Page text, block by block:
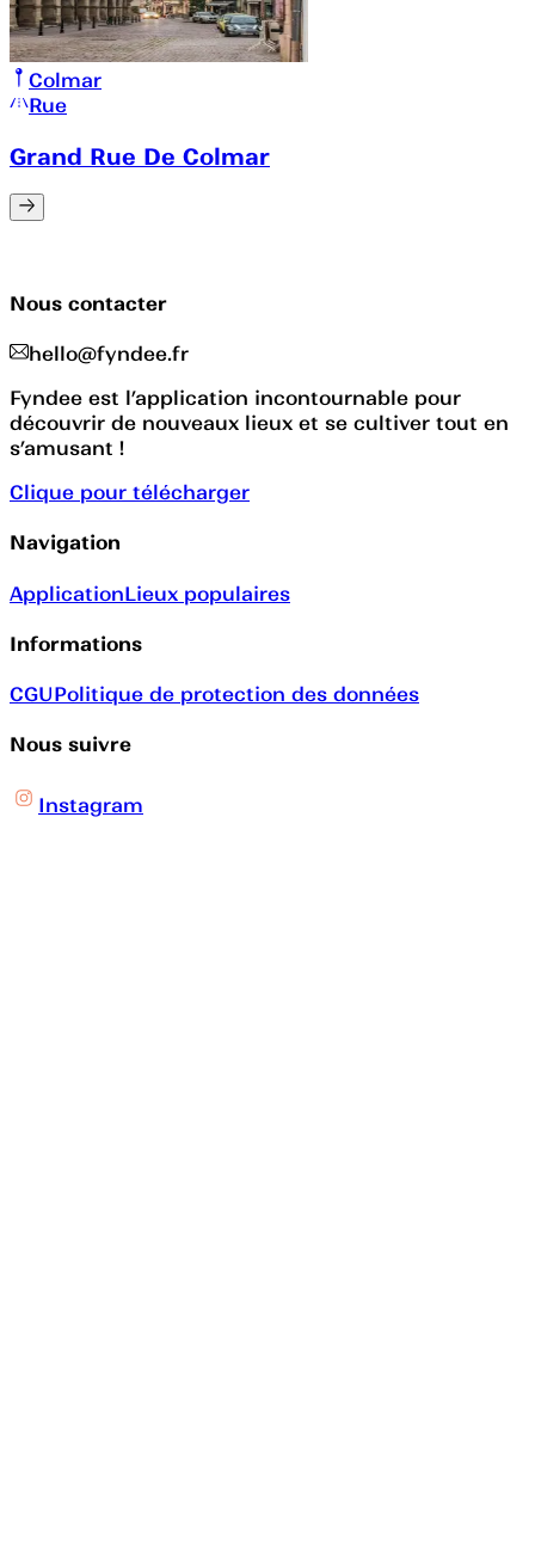
Colmar
Rue
Grand Rue De Colmar
Nous contacter
hello@fyndee.fr
Fyndee est l’application incontournable pour
découvrir de nouveaux lieux et se cultiver tout en
s’amusant !
Clique pour télécharger
Navigation
ApplicationLieux populaires
Informations
CGUPolitique de protection des données
Nous suivre
Instagram